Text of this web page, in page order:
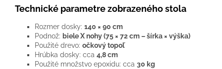
Technické parametre zobrazeného stola
Rozmer dosky: 140 × 90 cm
Podnož: biele X nohy (75 × 72 cm – šírka × výška)
Použité drevo: očkový topoľ
Hrúbka dosky: cca 4,8 cm
Použité množstvo epoxidu: cca 30 kg